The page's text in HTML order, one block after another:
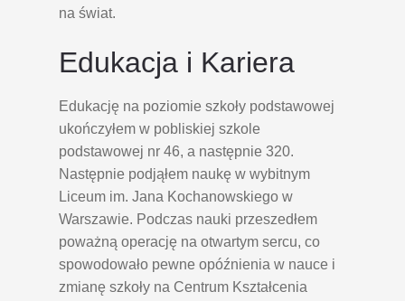
na świat.
Edukacja i Kariera
Edukację na poziomie szkoły podstawowej
ukończyłem w pobliskiej szkole
podstawowej nr 46, a następnie 320.
Następnie podjąłem naukę w wybitnym
Liceum im. Jana Kochanowskiego w
Warszawie. Podczas nauki przeszedłem
poważną operację na otwartym sercu, co
spowodowało pewne opóźnienia w nauce i
zmianę szkoły na Centrum Kształcenia